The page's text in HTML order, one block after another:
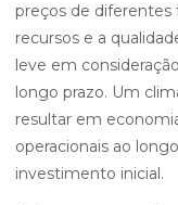
preços de diferentes
recursos e a
leve em
longo prazo. Um
resultar em
operacionais ao
investimento inicial.